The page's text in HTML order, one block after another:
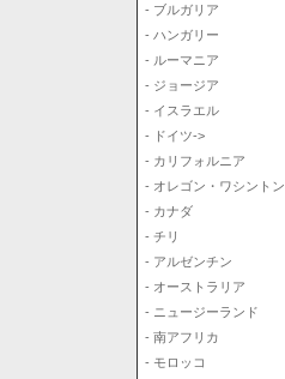
- ブルガリア
- ハンガリー
- ルーマニア
- ジョージア
- イスラエル
- ドイツ->
- カリフォルニア
- オレゴン・ワシントン
- カナダ
- チリ
- アルゼンチン
- オーストラリア
- ニュージーランド
- 南アフリカ
- モロッコ